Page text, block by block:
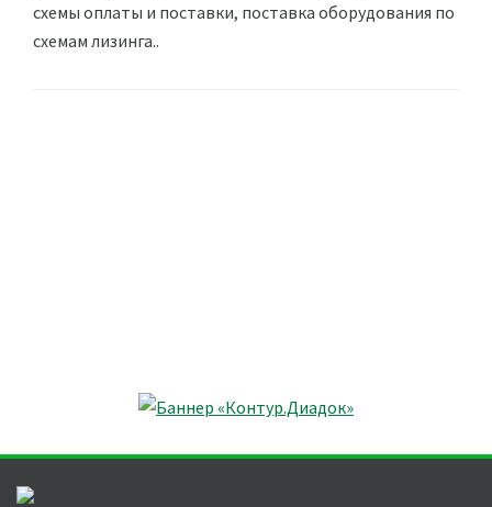
схемы оплаты и поставки, поставка оборудования по
схемам лизинга..